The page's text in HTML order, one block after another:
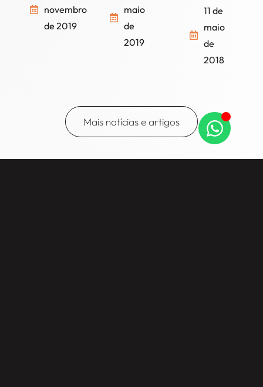
novembro
de 2019
maio
de
2019
11 de
maio
de
2018
Mais notícias e artigos